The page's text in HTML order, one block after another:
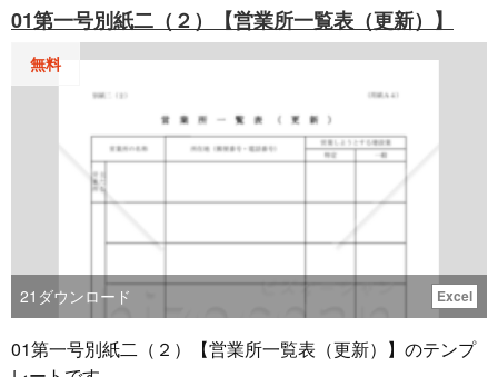
利用メリット ＜入力用PDFでそのまま記入・印刷可能＞ 直
接入力可能なため、手書きによる書き損じや判読不能な文
字を防ぎ、すぐに印刷も可能です。 ※出典：全国健康保険
協会（https://www.kyoukaikenpo.or.jp/） ※各事業所の実態や
最新の法令・ガイドラインに照らして、必ず内容をご確
認・修正のうえご利用ください。
報を記入します。この申請書は東京労働局が配布している
もので、他の地域では異なる場合があります。【本書式は
登録時点の法令仕様に基づいています。】
01第一号別紙二（２）【営業所一覧表（更新）】
無料
21 ダウンロード Excel
01第一号別紙二（２）【営業所一覧表（更新）】のテンプ